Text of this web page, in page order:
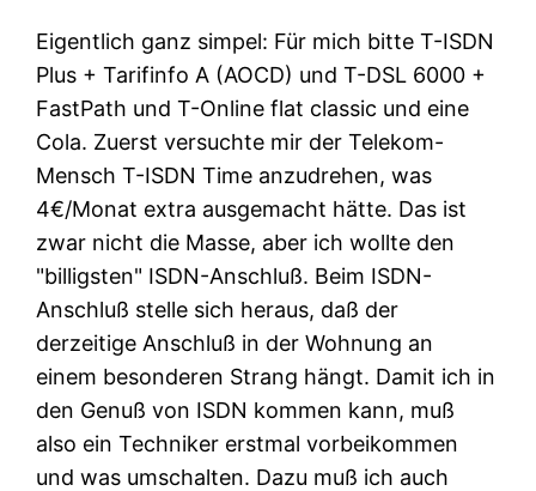
Eigentlich ganz simpel: Für mich bitte T-ISDN
Plus + Tarifinfo A (AOCD) und T-DSL 6000 +
FastPath und T-Online flat classic und eine
Cola. Zuerst versuchte mir der Telekom-
Mensch T-ISDN Time anzudrehen, was
4€/Monat extra ausgemacht hätte. Das ist
zwar nicht die Masse, aber ich wollte den
billigsten
ISDN-Anschluß. Beim ISDN-
Anschluß stelle sich heraus, daß der
derzeitige Anschluß in der Wohnung an
einem besonderen Strang hängt. Damit ich in
den Genuß von ISDN kommen kann, muß
also ein Techniker erstmal vorbeikommen
und was umschalten. Dazu muß ich auch